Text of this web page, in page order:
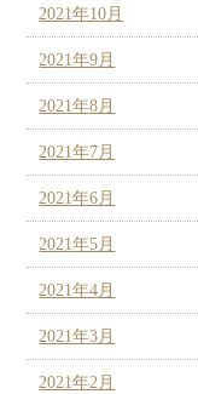
2021年10月
2021年9月
2021年8月
2021年7月
2021年6月
2021年5月
2021年4月
2021年3月
2021年2月